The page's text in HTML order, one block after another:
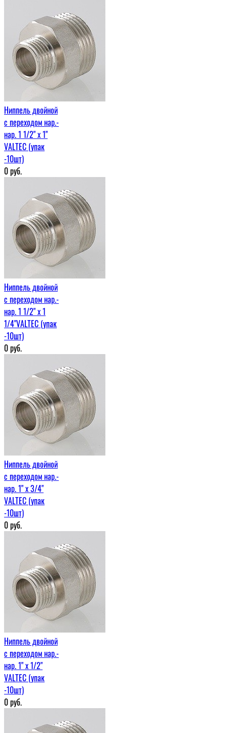
Ниппель двойной
с переходом нар.-
нар. 1 1/2" х 1"
VALTEC (упак
-10шт)
0руб.
Ниппель двойной
с переходом нар.-
нар. 1 1/2" х 1
1/4"VALTEC (упак
-10шт)
0руб.
Ниппель двойной
с переходом нар.-
нар. 1" х 3/4"
VALTEC (упак
-10шт)
0руб.
Ниппель двойной
с переходом нар.-
нар. 1" х 1/2"
VALTEC (упак
-10шт)
0руб.